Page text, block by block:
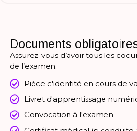
Documents
Assurez-vous d’avoir tous les
de l’examen.
Pièce d'identité en cours de
Livret d'apprentissage
Convocation à l'examen